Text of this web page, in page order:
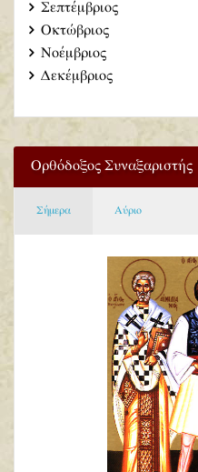
Σεπτέμβριος
Οκτώβριος
Νοέμβριος
Δεκέμβριος
Ορθόδοξος Συναξαριστής
Σήμερα Αύριο